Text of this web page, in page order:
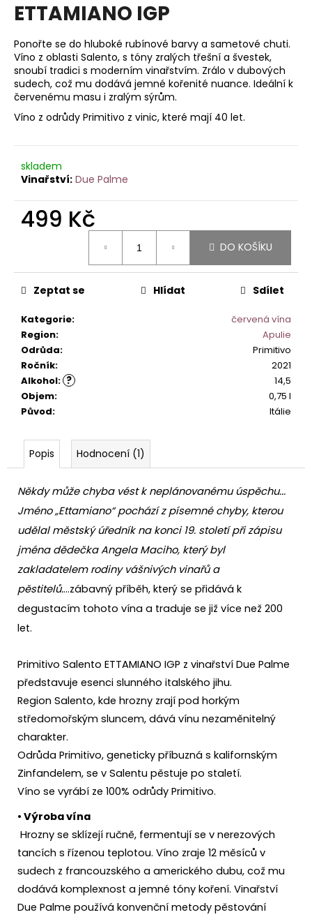
5,0
5
hvězdiček.
ETTAMIANO IGP
Ponořte se do hluboké rubínové barvy a sametové chuti.
Víno z oblasti Salento, s tóny zralých třešní a švestek,
snoubí tradici s moderním vinařstvím. Zrálo v dubových
sudech, což mu dodává jemné kořenité nuance. Ideální k
červenému masu i zralým sýrům.
Víno z odrůdy Primitivo z vinic, které mají 40 let.
skladem
Due Palme
499 Kč
DO KOŠÍKU
Kategorie:
červená vína
Region:
Apulie
Odrůda:
Primitivo
Ročník: 2021
?
Alkohol:
14,5
Objem:
0,75 l
Původ: Itálie
Zeptat se Hlídat Sdílet
Popis Hodnocení (1)
Někdy může chyba vést k neplánovanému úspěchu...
Jméno „Ettamiano“ pochází z písemné chyby, kterou
udělal městský úředník na konci 19. století při zápisu
jména dědečka Angela Maciho, který byl
zakladatelem rodiny vášnivých vinařů a
pěstitelů....zábavný příběh, který se přidává k
degustacím tohoto vína a traduje se již více než 200
let.
Primitivo Salento ETTAMIANO IGP z vinařství Due Palme
představuje esenci slunného italského jihu.
Region Salento, kde hrozny zrají pod horkým
středomořským sluncem, dává vínu nezaměnitelný
charakter.
Odrůda Primitivo, geneticky příbuzná s kalifornským
Zinfandelem, se v Salentu pěstuje po staletí.
Víno se vyrábí ze 100% odrůdy Primitivo.
• Výroba vína
Hrozny se sklízejí ručně, fermentují se v nerezových
tancích s řízenou teplotou. Víno zraje 12 měsíců v
sudech z francouzského a amerického dubu, což mu
dodává komplexnost a jemné tóny koření. Vinařství
Due Palme používá konvenční metody pěstování
a
j
í
t
?
D
o
u
č
u
e
m
e
GRIGIO
BASTARDA
242
Kč